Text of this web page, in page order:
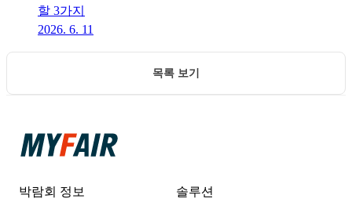
할 3가지
2026. 6. 11
목록 보기
박람회 정보 솔루션